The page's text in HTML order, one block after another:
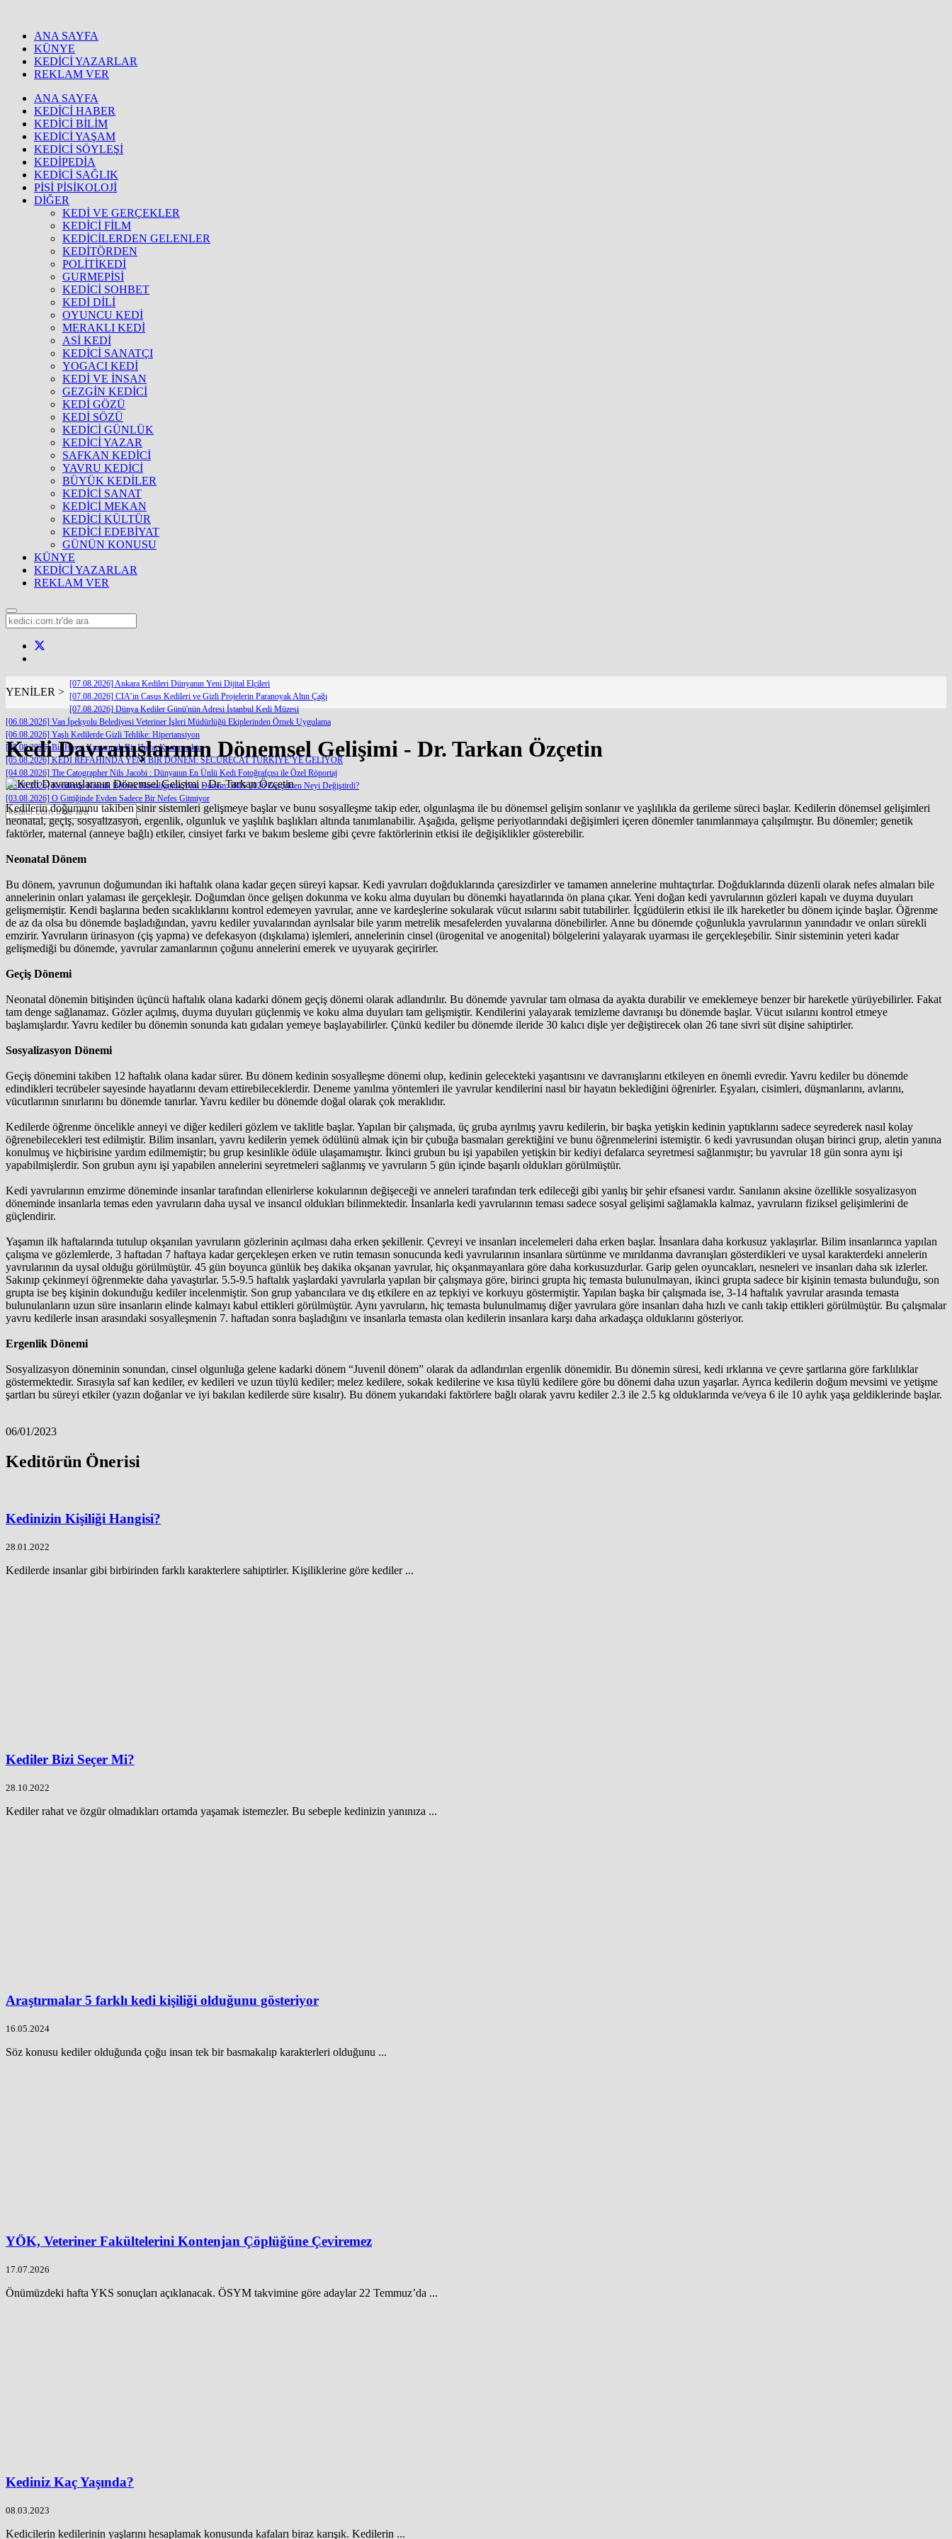
ANA SAYFA
KÜNYE
KEDİCİ YAZARLAR
REKLAM VER
ANA SAYFA
KEDİCİ HABER
KEDİCİ BİLİM
KEDİCİ YAŞAM
KEDİCİ SÖYLEŞİ
KEDİPEDİA
KEDİCİ SAĞLIK
PİSİ PİSİKOLOJİ
DİĞER
KEDİ VE GERÇEKLER
KEDİCİ FİLM
KEDİCİLERDEN GELENLER
KEDİTÖRDEN
POLİTİKEDİ
GURMEPİSİ
KEDİCİ SOHBET
KEDİ DİLİ
OYUNCU KEDİ
MERAKLI KEDİ
ASİ KEDİ
KEDİCİ SANATÇI
YOGACI KEDİ
KEDİ VE İNSAN
GEZGİN KEDİCİ
KEDİ GÖZÜ
KEDİ SÖZÜ
KEDİCİ GÜNLÜK
KEDİCİ YAZAR
SAFKAN KEDİCİ
YAVRU KEDİCİ
BÜYÜK KEDİLER
KEDİCİ SANAT
KEDİCİ MEKAN
KEDİCİ KÜLTÜR
KEDİCİ EDEBİYAT
GÜNÜN KONUSU
KÜNYE
KEDİCİ YAZARLAR
REKLAM VER
YENİLER >
[07.08.2026] Ankara Kedileri Dünyanın Yeni Dijital Elçileri
[07.08.2026] CIA’in Casus Kedileri ve Gizli Projelerin Paranoyak Altın Çağı
[07.08.2026] Dünya Kediler Günü'nün Adresi İstanbul Kedi Müzesi
[06.08.2026] Van İpekyolu Belediyesi Veteriner İşleri Müdürlüğü Ekiplerinden Örnek Uygulama
[06.08.2026] Yaşlı Kedilerde Gizli Tehlike: Hipertansiyon
[05.08.2026] Bir Hayat Kurtarmak Bir Hayat Kurtarmaktır
[05.08.2026] KEDİ REFAHINDA YENİ BİR DÖNEM: SECURECAT TÜRKİYE’YE GELİYOR
[04.08.2026] The Catographer Nils Jacobi : Dünyanın En Ünlü Kedi Fotoğrafçısı ile Özel Röportaj
[03.08.2026] Kedilerde Kronik Böbrek Hastalığında Yeni Dönem: IRIS 2026 Gerçekten Neyi Değiştirdi?
[03.08.2026] O Gittiğinde Evden Sadece Bir Nefes Gitmiyor
Kedi Davranışlarının Dönemsel Gelişimi - Dr. Tarkan Özçetin
Kedilerin doğumunu takiben sinir sistemleri gelişmeye başlar ve bunu sosyalleşme takip eder, olgunlaşma ile bu dönemsel gelişim sonlanır ve yaşlılıkla da gerileme süreci başlar. Kedilerin dönemsel gelişimleri
neonatal, geçiş, sosyalizasyon, ergenlik, olgunluk ve yaşlılık başlıkları altında tanımlanabilir. Aşağıda, gelişme periyotlarındaki değişimleri içeren dönemler tanımlanmaya çalışılmıştır. Bu dönemler; genetik
faktörler, maternal (anneye bağlı) etkiler, cinsiyet farkı ve bakım besleme gibi çevre faktörlerinin etkisi ile değişiklikler gösterebilir.
Neonatal Dönem
Bu dönem, yavrunun doğumundan iki haftalık olana kadar geçen süreyi kapsar. Kedi yavruları doğduklarında çaresizdirler ve tamamen annelerine muhtaçtırlar. Doğduklarında düzenli olarak nefes almaları bile
annelerinin onları yalaması ile gerçekleşir. Doğumdan önce gelişen dokunma ve koku alma duyuları bu dönemki hayatlarında ön plana çıkar. Yeni doğan kedi yavrularının gözleri kapalı ve duyma duyuları
gelişmemiştir. Kendi başlarına beden sıcaklıklarını kontrol edemeyen yavrular, anne ve kardeşlerine sokularak vücut ısılarını sabit tutabilirler. İçgüdülerin etkisi ile ilk hareketler bu dönem içinde başlar. Öğrenme
de az da olsa bu dönemde başladığından, yavru kediler yuvalarından ayrılsalar bile yarım metrelik mesafelerden yuvalarına dönebilirler. Anne bu dönemde çoğunlukla yavrularının yanındadır ve onları sürekli
emzirir. Yavruların ürinasyon (çiş yapma) ve defekasyon (dışkılama) işlemleri, annelerinin cinsel (ürogenital ve anogenital) bölgelerini yalayarak uyarması ile gerçekleşebilir. Sinir sisteminin yeteri kadar
gelişmediği bu dönemde, yavrular zamanlarının çoğunu annelerini emerek ve uyuyarak geçirirler.
Geçiş Dönemi
Neonatal dönemin bitişinden üçüncü haftalık olana kadarki dönem geçiş dönemi olarak adlandırılır. Bu dönemde yavrular tam olmasa da ayakta durabilir ve emeklemeye benzer bir hareketle yürüyebilirler. Fakat
tam denge sağlanamaz. Gözler açılmış, duyma duyuları güçlenmiş ve koku alma duyuları tam gelişmiştir. Kendilerini yalayarak temizleme davranışı bu dönemde başlar. Vücut ısılarını kontrol etmeye
başlamışlardır. Yavru kediler bu dönemin sonunda katı gıdaları yemeye başlayabilirler. Çünkü kediler bu dönemde ileride 30 kalıcı dişle yer değiştirecek olan 26 tane sivri süt dişine sahiptirler.
Sosyalizasyon Dönemi
Geçiş dönemini takiben 12 haftalık olana kadar sürer. Bu dönem kedinin sosyalleşme dönemi olup, kedinin gelecekteki yaşantısını ve davranışlarını etkileyen en önemli evredir. Yavru kediler bu dönemde
edindikleri tecrübeler sayesinde hayatlarını devam ettirebileceklerdir. Deneme yanılma yöntemleri ile yavrular kendilerini nasıl bir hayatın beklediğini öğrenirler. Eşyaları, cisimleri, düşmanlarını, avlarını,
vücutlarının sınırlarını bu dönemde tanırlar. Yavru kediler bu dönemde doğal olarak çok meraklıdır.
Kedilerde öğrenme öncelikle anneyi ve diğer kedileri gözlem ve taklitle başlar. Yapılan bir çalışmada, üç gruba ayrılmış yavru kedilerin, bir başka yetişkin kedinin yaptıklarını sadece seyrederek nasıl kolay
öğrenebilecekleri test edilmiştir. Bilim insanları, yavru kedilerin yemek ödülünü almak için bir çubuğa basmaları gerektiğini ve bunu öğrenmelerini istemiştir. 6 kedi yavrusundan oluşan birinci grup, aletin yanına
konulmuş ve hiçbirisine yardım edilmemiştir; bu grup kesinlikle ödüle ulaşamamıştır. İkinci grubun bu işi yapabilen yetişkin bir kediyi defalarca seyretmesi sağlanmıştır; bu yavrular 18 gün sonra aynı işi
yapabilmişlerdir. Son grubun aynı işi yapabilen annelerini seyretmeleri sağlanmış ve yavruların 5 gün içinde başarılı oldukları görülmüştür.
Kedi yavrularının emzirme döneminde insanlar tarafından ellenirlerse kokularının değişeceği ve anneleri tarafından terk edileceği gibi yanlış bir şehir efsanesi vardır. Sanılanın aksine özellikle sosyalizasyon
döneminde insanlarla temas eden yavruların daha uysal ve insancıl oldukları bilinmektedir. İnsanlarla kedi yavrularının teması sadece sosyal gelişimi sağlamakla kalmaz, yavruların fiziksel gelişimlerini de
güçlendirir.
Yaşamın ilk haftalarında tutulup okşanılan yavruların gözlerinin açılması daha erken şekillenir. Çevreyi ve insanları incelemeleri daha erken başlar. İnsanlara daha korkusuz yaklaşırlar. Bilim insanlarınca yapılan
çalışma ve gözlemlerde, 3 haftadan 7 haftaya kadar gerçekleşen erken ve rutin temasın sonucunda kedi yavrularının insanlara sürtünme ve mırıldanma davranışları gösterdikleri ve uysal karakterdeki annelerin
yavrularının da uysal olduğu görülmüştür. 45 gün boyunca günlük beş dakika okşanan yavrular, hiç okşanmayanlara göre daha korkusuzdurlar. Garip gelen oyuncakları, nesneleri ve insanları daha sık izlerler.
Sakınıp çekinmeyi öğrenmekte daha yavaştırlar. 5.5-9.5 haftalık yaşlardaki yavrularla yapılan bir çalışmaya göre, birinci grupta hiç temasta bulunulmayan, ikinci grupta sadece bir kişinin temasta bulunduğu, son
grupta ise beş kişinin dokunduğu kediler incelenmiştir. Son grup yabancılara ve dış etkilere en az tepkiyi ve korkuyu göstermiştir. Yapılan başka bir çalışmada ise, 3-14 haftalık yavrular arasında temasta
bulunulanların uzun süre insanların elinde kalmayı kabul ettikleri görülmüştür. Aynı yavruların, hiç temasta bulunulmamış diğer yavrulara göre insanları daha hızlı ve canlı takip ettikleri görülmüştür. Bu çalışmalar
yavru kedilerle insan arasındaki sosyalleşmenin 7. haftadan sonra başladığını ve insanlarla temasta olan kedilerin insanlara karşı daha arkadaşça olduklarını gösteriyor.
Ergenlik Dönemi
Sosyalizasyon döneminin sonundan, cinsel olgunluğa gelene kadarki dönem “Juvenil dönem” olarak da adlandırılan ergenlik dönemidir. Bu dönemin süresi, kedi ırklarına ve çevre şartlarına göre farklılıklar
göstermektedir. Sırasıyla saf kan kediler, ev kedileri ve uzun tüylü kediler; melez kedilere, sokak kedilerine ve kısa tüylü kedilere göre bu dönemi daha uzun yaşarlar. Ayrıca kedilerin doğum mevsimi ve yetişme
şartları bu süreyi etkiler (yazın doğanlar ve iyi bakılan kedilerde süre kısalır). Bu dönem yukarıdaki faktörlere bağlı olarak yavru kediler 2.3 ile 2.5 kg olduklarında ve/veya 6 ile 10 aylık yaşa geldiklerinde başlar.
06/01/2023
Keditörün Önerisi
Kedinizin Kişiliği Hangisi?
28.01.2022
Kedilerde insanlar gibi birbirinden farklı karakterlere sahiptirler. Kişiliklerine göre kediler ...
Kediler Bizi Seçer Mi?
28.10.2022
Kediler rahat ve özgür olmadıkları ortamda yaşamak istemezler. Bu sebeple kedinizin yanınıza ...
Araştırmalar 5 farklı kedi kişiliği olduğunu gösteriyor
16.05.2024
Söz konusu kediler olduğunda çoğu insan tek bir basmakalıp karakterleri olduğunu ...
YÖK, Veteriner Fakültelerini Kontenjan Çöplüğüne Çeviremez
17.07.2026
Önümüzdeki hafta YKS sonuçları açıklanacak. ÖSYM takvimine göre adaylar 22 Temmuz’da ...
Kediniz Kaç Yaşında?
08.03.2023
Kedicilerin kedilerinin yaşlarını hesaplamak konusunda kafaları biraz karışık. Kedilerin ...